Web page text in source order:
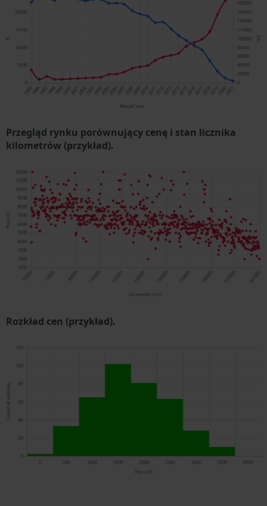
Przegląd rynku porównujący cenę i stan licznika
kilometrów (przykład).
Rozkład cen (przykład).